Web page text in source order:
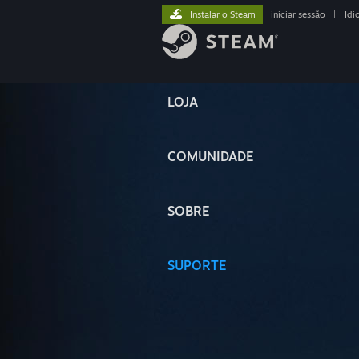
LOJA
COMUNIDADE
SOBRE
SUPORTE
Instalar o Steam iniciar sessão